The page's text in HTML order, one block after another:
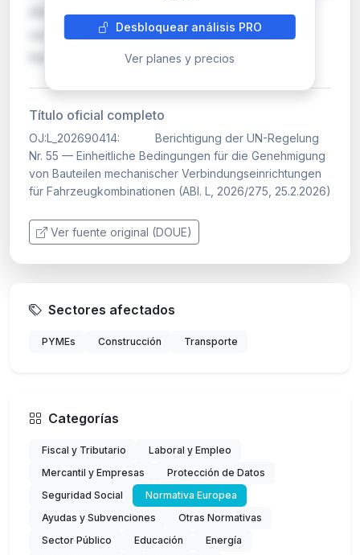
2026/275 de 25 de febrero de 2026. Las
correcciones en normativa técnica de
homologación pue…
Desbloquear análisis PRO
Ver planes y precios
Título oficial completo
OJ:L_202690414: Berichtigung der UN-Regelung
Nr. 55 — Einheitliche Bedingungen für die Genehmigung
von Bauteilen mechanischer Verbindungseinrichtungen
für Fahrzeugkombinationen (ABl. L, 2026/275, 25.2.2026)
Ver fuente original (DOUE)
Sectores afectados
PYMEs Construcción Transporte
Categorías
Fiscal y Tributario
Laboral y Empleo
Mercantil y Empresas
Protección de Datos
Seguridad Social
Normativa Europea
Ayudas y Subvenciones
Otras Normativas
Sector Público
Educación
Energía